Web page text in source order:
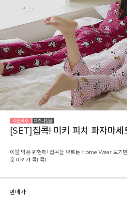
[SET]집콕! 미키 피치 파자마세
이불 밖은 위험해! 집콕을 부르는 Home Wear 보기
운 미키가 콕! 콕!
판매가